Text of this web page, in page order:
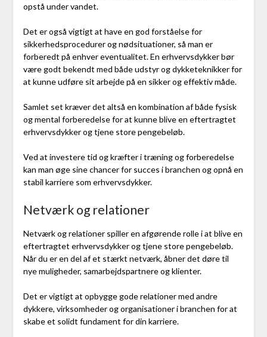
opstå under vandet.
Det er også vigtigt at have en god forståelse for
sikkerhedsprocedurer og nødsituationer, så man er
forberedt på enhver eventualitet. En erhvervsdykker bør
være godt bekendt med både udstyr og dykketeknikker for
at kunne udføre sit arbejde på en sikker og effektiv måde.
Samlet set kræver det altså en kombination af både fysisk
og mental forberedelse for at kunne blive en eftertragtet
erhvervsdykker og tjene store pengebeløb.
Ved at investere tid og kræfter i træning og forberedelse
kan man øge sine chancer for succes i branchen og opnå en
stabil karriere som erhvervsdykker.
Netværk og relationer
Netværk og relationer spiller en afgørende rolle i at blive en
eftertragtet erhvervsdykker og tjene store pengebeløb.
Når du er en del af et stærkt netværk, åbner det døre til
nye muligheder, samarbejdspartnere og klienter.
Det er vigtigt at opbygge gode relationer med andre
dykkere, virksomheder og organisationer i branchen for at
skabe et solidt fundament for din karriere.